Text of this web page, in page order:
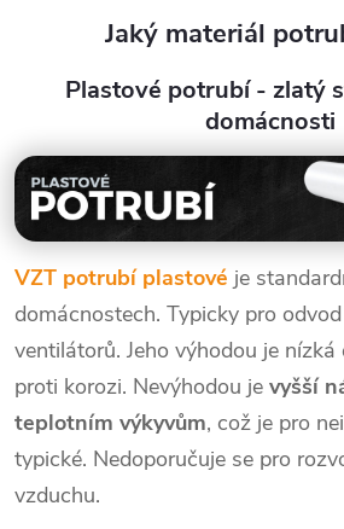
Jaký materiál
Plastové potrubí - zlatý
domácnosti
VZT potrubí plastové je
domácnostech. Typicky pro
ventilátorů. Jeho výhodou je
proti korozi. Nevýhodou je vyšší
teplotním výkyvům, což je pro
typické. Nedoporučuje se pro
vzduchu.